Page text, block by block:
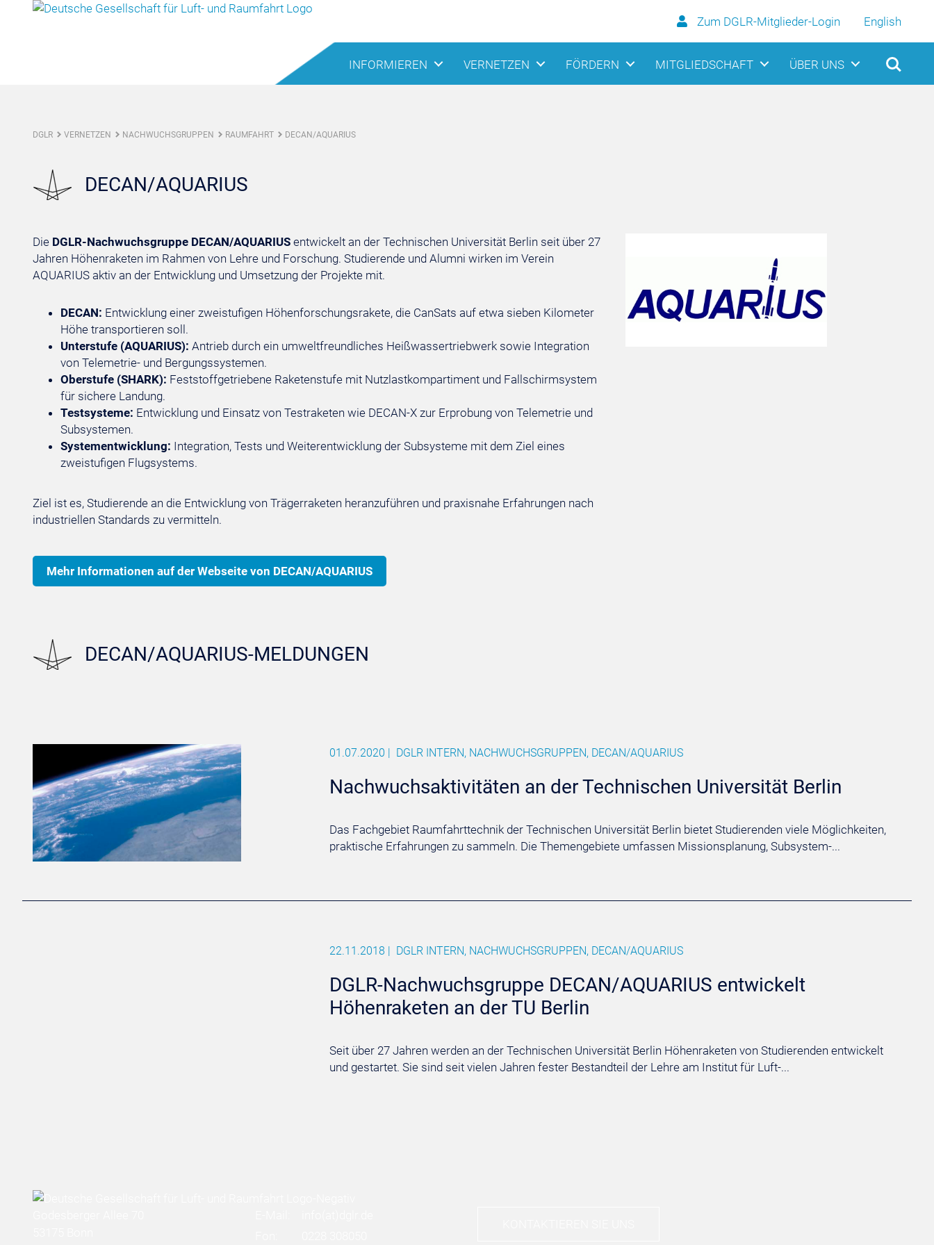
Zum DGLR-Mitglieder-Login English
INFORMIEREN VERNETZEN FÖRDERN MITGLIEDSCHAFT ÜBER UNS
DGLR VERNETZEN NACHWUCHSGRUPPEN RAUMFAHRT DECAN/AQUARIUS
DECAN/AQUARIUS
Die DGLR-Nachwuchsgruppe DECAN/AQUARIUS entwickelt an der Technischen Universität Berlin seit über 27
Jahren Höhenraketen im Rahmen von Lehre und Forschung. Studierende und Alumni wirken im Verein
AQUARIUS aktiv an der Entwicklung und Umsetzung der Projekte mit.
DECAN: Entwicklung einer zweistufigen Höhenforschungsrakete, die CanSats auf etwa sieben Kilometer
Höhe transportieren soll.
Unterstufe (AQUARIUS): Antrieb durch ein umweltfreundliches Heißwassertriebwerk sowie Integration
von Telemetrie- und Bergungssystemen.
Oberstufe (SHARK): Feststoffgetriebene Raketenstufe mit Nutzlastkompartiment und Fallschirmsystem
für sichere Landung.
Testsysteme: Entwicklung und Einsatz von Testraketen wie DECAN-X zur Erprobung von Telemetrie und
Subsystemen.
Systementwicklung: Integration, Tests und Weiterentwicklung der Subsysteme mit dem Ziel eines
zweistufigen Flugsystems.
Ziel ist es, Studierende an die Entwicklung von Trägerraketen heranzuführen und praxisnahe Erfahrungen nach
industriellen Standards zu vermitteln.
Mehr Informationen auf der Webseite von DECAN/AQUARIUS
DECAN/AQUARIUS-MELDUNGEN
01.07.2020 | DGLR INTERN, NACHWUCHSGRUPPEN, DECAN/AQUARIUS
Nachwuchsaktivitäten an der Technischen Universität Berlin
Das Fachgebiet Raumfahrttechnik der Technischen Universität Berlin bietet Studierenden viele Möglichkeiten,
praktische Erfahrungen zu sammeln. Die Themengebiete umfassen Missionsplanung, Subsystem-...
22.11.2018 | DGLR INTERN, NACHWUCHSGRUPPEN, DECAN/AQUARIUS
DGLR-Nachwuchsgruppe DECAN/AQUARIUS entwickelt
Höhenraketen an der TU Berlin
Seit über 27 Jahren werden an der Technischen Universität Berlin Höhenraketen von Studierenden entwickelt
und gestartet. Sie sind seit vielen Jahren fester Bestandteil der Lehre am Institut für Luft-...